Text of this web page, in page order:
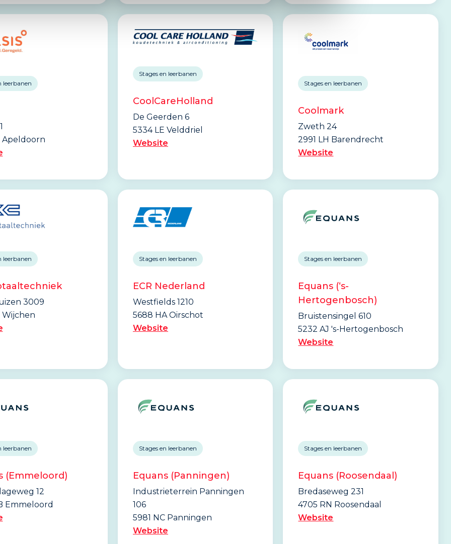
leerbanen
Apeldoorn
Stages en leerbanen
CoolCareHolland
De Geerden 6
5334 LE Velddriel
Website
Stages en leerbanen
Coolmark
Zweth 24
2991 LH Barendrecht
Website
leerbanen
3009
Wijchen
Stages en leerbanen
ECR Nederland
Westfields 1210
5688 HA Oirschot
Website
Stages en leerbanen
Equans (‘s-
Hertogenbosch)
Bruistensingel 610
5232 AJ 's-Hertogenbosch
Website
leerbanen
(Emmeloord)
12
Emmeloord
Stages en leerbanen
Equans (Panningen)
Industrieterrein Panningen
106
5981 NC Panningen
Website
Stages en leerbanen
Equans (Roosendaal)
Bredaseweg 231
4705 RN Roosendaal
Website